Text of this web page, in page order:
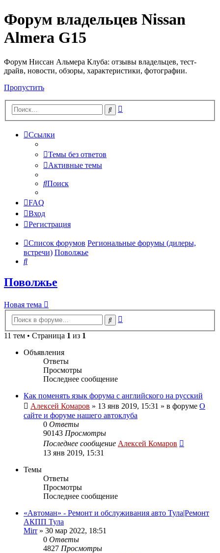
Форум владельцев Nissan
Almera G15
Форум Ниссан Альмера Клуба: отзывы владельцев, тест-
драйв, новости, обзоры, характеристики, фотографии.
Пропустить
Поиск
Ссылки
Темы без ответов
Активные темы
Поиск
FAQ
Вход
Регистрация
Список форумов Региональные форумы (дилеры,
встречи) Поволжье
Поиск
Поволжье
Новая тема
Поиск
11 тем • Страница 1 из 1
Объявления
Ответы
Просмотры
Последнее сообщение
Как поменять язык форума с английского на русский
Алексей Комаров » 13 янв 2019, 15:31 » в форуме О
сайте и форуме нашего автоклуба
0 Ответы
90143 Просмотры
Последнее сообщение Алексей Комаров
13 янв 2019, 15:31
Темы
Ответы
Просмотры
Последнее сообщение
«Автоман» - Ремонт и обслуживания авто Тула|Ремонт
АКПП Тула
Mirr» 30 мар 2022, 18:51
0 Ответы
4827 Просмотры